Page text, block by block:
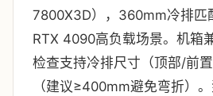
7800X3D），360mm冷排匹
RTX 4090高负载场景。机箱
检查支持冷排尺寸（顶部/前
（建议≥400mm避免弯折）